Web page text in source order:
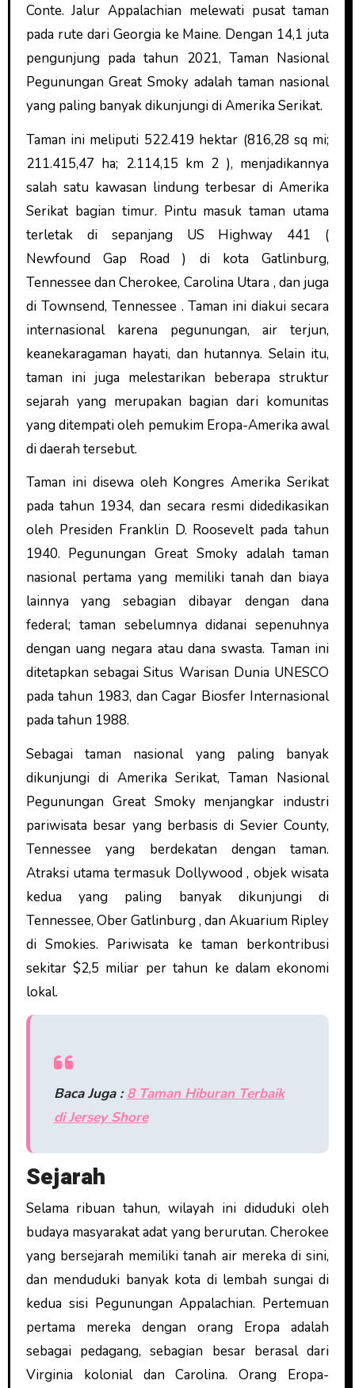
Conte. Jalur Appalachian melewati pusat taman
pada rute dari Georgia ke Maine. Dengan 14,1 juta
pengunjung pada tahun 2021, Taman Nasional
Pegunungan Great Smoky adalah taman nasional
yang paling banyak dikunjungi di Amerika Serikat.
Taman ini meliputi 522.419 hektar (816,28 sq mi;
211.415,47 ha; 2.114,15 km 2 ), menjadikannya
salah satu kawasan lindung terbesar di Amerika
Serikat bagian timur. Pintu masuk taman utama
terletak di sepanjang US Highway 441 (
Newfound Gap Road ) di kota Gatlinburg,
Tennessee dan Cherokee, Carolina Utara , dan juga
di Townsend, Tennessee . Taman ini diakui secara
internasional karena pegunungan, air terjun,
keanekaragaman hayati, dan hutannya. Selain itu,
taman ini juga melestarikan beberapa struktur
sejarah yang merupakan bagian dari komunitas
yang ditempati oleh pemukim Eropa-Amerika awal
di daerah tersebut.
Taman ini disewa oleh Kongres Amerika Serikat
pada tahun 1934, dan secara resmi didedikasikan
oleh Presiden Franklin D. Roosevelt pada tahun
1940. Pegunungan Great Smoky adalah taman
nasional pertama yang memiliki tanah dan biaya
lainnya yang sebagian dibayar dengan dana
federal; taman sebelumnya didanai sepenuhnya
dengan uang negara atau dana swasta. Taman ini
ditetapkan sebagai Situs Warisan Dunia UNESCO
pada tahun 1983, dan Cagar Biosfer Internasional
pada tahun 1988.
Sebagai taman nasional yang paling banyak
dikunjungi di Amerika Serikat, Taman Nasional
Pegunungan Great Smoky menjangkar industri
pariwisata besar yang berbasis di Sevier County,
Tennessee yang berdekatan dengan taman.
Atraksi utama termasuk Dollywood , objek wisata
kedua yang paling banyak dikunjungi di
Tennessee, Ober Gatlinburg , dan Akuarium Ripley
di Smokies. Pariwisata ke taman berkontribusi
sekitar $2,5 miliar per tahun ke dalam ekonomi
lokal.
Baca Juga :8 Taman Hiburan Terbaik
di Jersey Shore
Sejarah
Selama ribuan tahun, wilayah ini diduduki oleh
budaya masyarakat adat yang berurutan. Cherokee
yang bersejarah memiliki tanah air mereka di sini,
dan menduduki banyak kota di lembah sungai di
kedua sisi Pegunungan Appalachian. Pertemuan
pertama mereka dengan orang Eropa adalah
sebagai pedagang, sebagian besar berasal dari
Virginia kolonial dan Carolina. Orang Eropa-